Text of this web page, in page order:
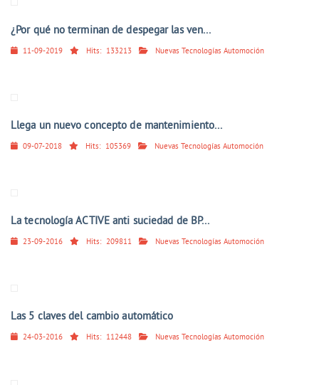
¿Por qué no terminan de despegar las ven...
11-09-2019 Hits: 133213 Nuevas Tecnologías Automoción
Llega un nuevo concepto de mantenimiento...
09-07-2018 Hits: 105369 Nuevas Tecnologías Automoción
La tecnología ACTIVE anti suciedad de BP...
23-09-2016 Hits: 209811 Nuevas Tecnologías Automoción
Las 5 claves del cambio automático
24-03-2016 Hits: 112448 Nuevas Tecnologías Automoción